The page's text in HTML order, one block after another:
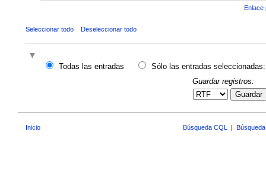
Enlace
Seleccionar todo Deseleccionar todo
Todas las entradas
Sólo las entradas seleccionadas:
Guardar registros:
Guardar
Inicio Búsqueda CQL